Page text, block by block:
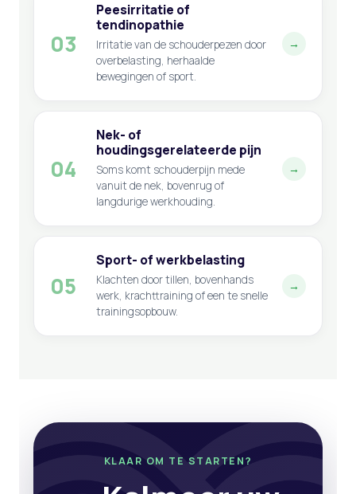
03
Peesirritatie of
tendinopathie
Irritatie van de schouderpezen door
overbelasting, herhaalde
bewegingen of sport.
→
04
Nek- of
houdingsgerelateerde pijn
Soms komt schouderpijn mede
vanuit de nek, bovenrug of
langdurige werkhouding.
→
05
Sport- of werkbelasting
Klachten door tillen, bovenhands
werk, krachttraining of een te snelle
trainingsopbouw.
→
KLAAR OM TE STARTEN?